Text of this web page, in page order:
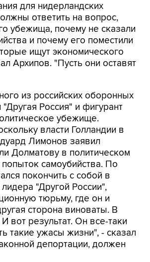
для нидерландских
ответить на вопрос,
убежища, почему не сказали
и почему его поместили
ищут экономического
Архипов. "Пусть они оставят
из российских оборонных
Россия" и фигурант
убежище.
власти Голландии в
Лимонов заявил
Долматову в политическом
самоубийства. По
покончить с собой в
"Другой России",
тюрьму, где он и
сторона виноваты. В
вот результат. Он все-таки
такие ужасы жизни", - сказал
депортации, должен